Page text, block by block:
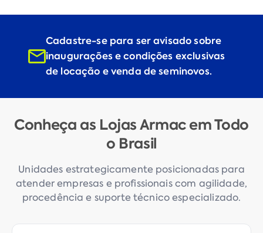
Cadastre-se para ser avisado sobre
inaugurações e condições exclusivas
de locação e venda de seminovos.
Conheça as Lojas Armac em Todo
o Brasil
Unidades estrategicamente posicionadas para
atender empresas e profissionais com agilidade,
procedência e suporte técnico especializado.